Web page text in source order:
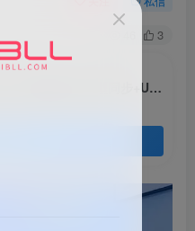
3
AI创作者学院：不想露脸做推广？AI虚拟形象+口型同步+UGC内容，让你安心睡觉照样赚钱